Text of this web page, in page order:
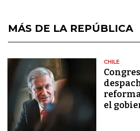
MÁS DE LA REPÚBLICA
CHILE
el